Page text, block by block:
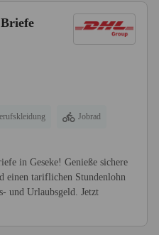
Jobrad
in Geseke! Genieße sichere
einen tariflichen Stundenlohn
und Urlaubsgeld. Jetzt